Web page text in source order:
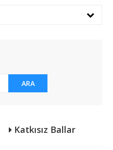
ARA
Katkısız Ballar